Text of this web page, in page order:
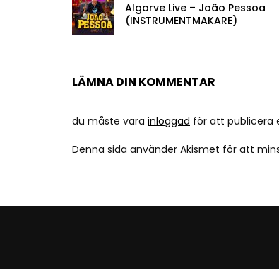
Algarve Live – João Pessoa
(INSTRUMENTMAKARE)
LÄMNA DIN KOMMENTAR
du måste vara inloggad för att publicera
Denna sida använder Akismet för att